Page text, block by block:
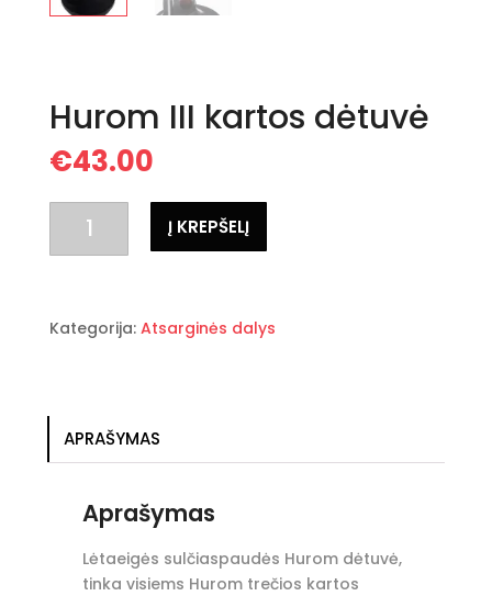
Hurom III kartos dėtuvė
€43.00
kiekis:
Hurom
dėtuvė
Į KREPŠELĮ
Kategorija: Atsarginės dalys
APRAŠYMAS
Aprašymas
Lėtaeigės sulčiaspaudės Hurom dėtuvė,
tinka visiems Hurom trečios kartos